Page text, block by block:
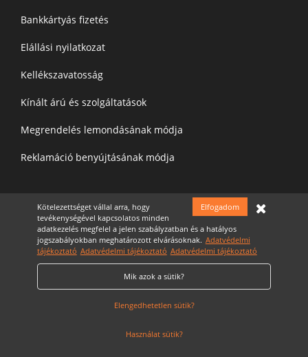
Bankkártyás fizetés
Elállási nyilatkozat
Kellékszavatosság
Kínált árú és szolgáltatások
Megrendelés lemondásának módja
Reklamáció benyújtásának módja
Felíratkozás a hírelevélre
Adatvédelmi nyilatkozatot
Elfogadom
Kötelezettséget vállal arra, hogy
tevékenységével kapcsolatos minden
adatkezelés megfelel a jelen szabályzatban és a hatályos
jogszabályokban meghatározott elvárásoknak. Adatvédelmi
tájékoztató Adatvédelmi tájékoztató Adatvédelmi tájékoztató
Mik azok a sütik?
Elengedhetetlen sütik?
Használat sütik?